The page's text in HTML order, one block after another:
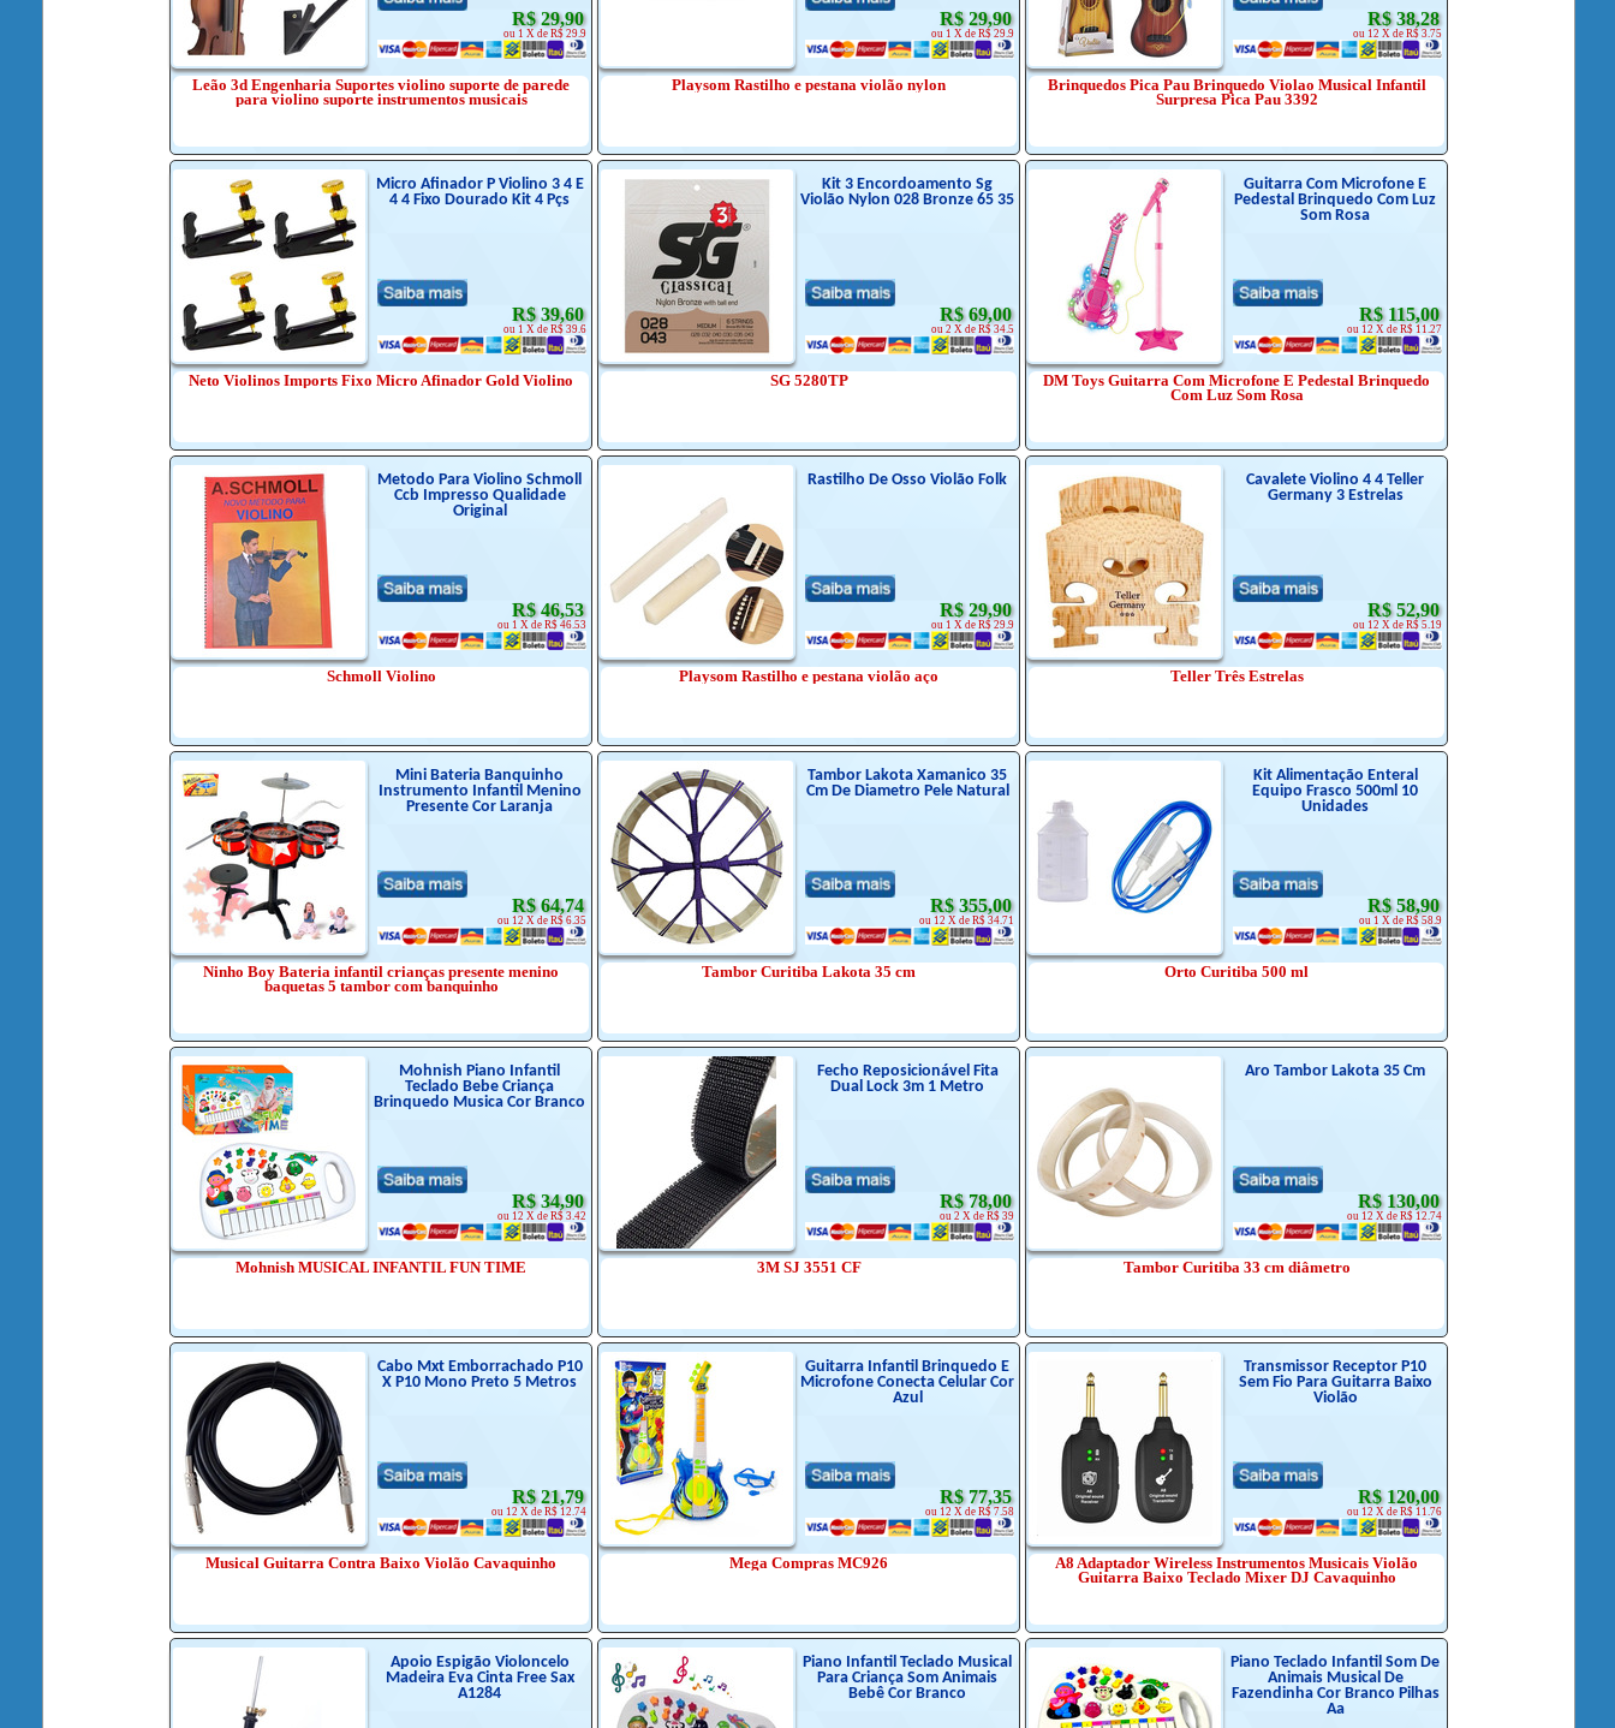
R$ 29,90
ou 1 X de R$ 29.9
Leão 3d Engenharia Suportes violino suporte de parede
para violino suporte instrumentos musicais
R$ 29,90
ou 1 X de R$ 29.9
Playsom Rastilho e pestana violão nylon
R$ 38,28
ou 12 X de R$ 3.75
Brinquedos Pica Pau Brinquedo Violao Musical Infantil
Surpresa Pica Pau 3392
Micro Afinador P Violino 3 4 E
4 4 Fixo Dourado Kit 4 Pçs
R$ 39,60
ou 1 X de R$ 39.6
Neto Violinos Imports Fixo Micro Afinador Gold Violino
Kit 3 Encordoamento Sg
Violão Nylon 028 Bronze 65 35
R$ 69,00
ou 2 X de R$ 34.5
SG 5280TP
Guitarra Com Microfone E
Pedestal Brinquedo Com Luz
Som Rosa
R$ 115,00
ou 12 X de R$ 11.27
DM Toys Guitarra Com Microfone E Pedestal Brinquedo
Com Luz Som Rosa
Metodo Para Violino Schmoll
Ccb Impresso Qualidade
Original
R$ 46,53
ou 1 X de R$ 46.53
Schmoll Violino
Rastilho De Osso Violão Folk
R$ 29,90
ou 1 X de R$ 29.9
Playsom Rastilho e pestana violão aço
Cavalete Violino 4 4 Teller
Germany 3 Estrelas
R$ 52,90
ou 12 X de R$ 5.19
Teller Três Estrelas
Mini Bateria Banquinho
Instrumento Infantil Menino
Presente Cor Laranja
R$ 64,74
ou 12 X de R$ 6.35
Ninho Boy Bateria infantil crianças presente menino
baquetas 5 tambor com banquinho
Tambor Lakota Xamanico 35
Cm De Diametro Pele Natural
R$ 355,00
ou 12 X de R$ 34.71
Tambor Curitiba Lakota 35 cm
Kit Alimentação Enteral
Equipo Frasco 500ml 10
Unidades
R$ 58,90
ou 1 X de R$ 58.9
Orto Curitiba 500 ml
Mohnish Piano Infantil
Teclado Bebe Criança
Brinquedo Musica Cor Branco
R$ 34,90
ou 12 X de R$ 3.42
Mohnish MUSICAL INFANTIL FUN TIME
Fecho Reposicionável Fita
Dual Lock 3m 1 Metro
R$ 78,00
ou 2 X de R$ 39
3M SJ 3551 CF
Aro Tambor Lakota 35 Cm
R$ 130,00
ou 12 X de R$ 12.74
Tambor Curitiba 33 cm diâmetro
Cabo Mxt Emborrachado P10
X P10 Mono Preto 5 Metros
R$ 21,79
ou 12 X de R$ 12.74
Musical Guitarra Contra Baixo Violão Cavaquinho
Guitarra Infantil Brinquedo E
Microfone Conecta Celular Cor
Azul
R$ 77,35
ou 12 X de R$ 7.58
Mega Compras MC926
Transmissor Receptor P10
Sem Fio Para Guitarra Baixo
Violão
R$ 120,00
ou 12 X de R$ 11.76
A8 Adaptador Wireless Instrumentos Musicais Violão
Guitarra Baixo Teclado Mixer DJ Cavaquinho
Apoio Espigão Violoncelo
Madeira Eva Cinta Free Sax
A1284
Piano Infantil Teclado Musical
Para Criança Som Animais
Bebê Cor Branco
Piano Teclado Infantil Som De
Animais Musical De
Fazendinha Cor Branco Pilhas
Aa